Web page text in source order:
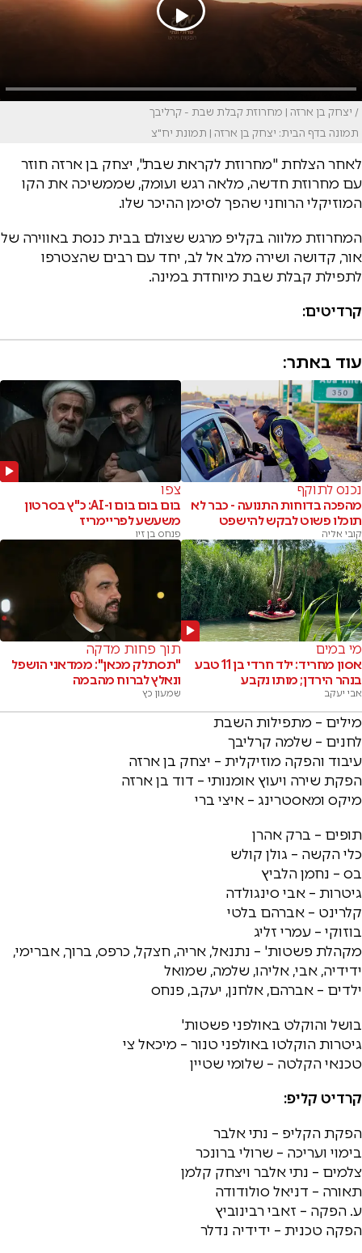
/ יצחק בן ארזה | מחרוזת קבלת שבת - קרליבך
תמונה בדף הבית: יצחק בן ארזה | תמונת יח"צ
לאחר הצלחת "מחרוזת לקראת שבת", יצחק בן ארזה חוזר
עם מחרוזת חדשה, מלאה רגש ועומק, שממשיכה את הקו
המוזיקלי הרוחני שהפך לסימן ההיכר שלו.
המחרוזת מלווה בקליפ מרגש שצולם בבית כנסת באווירה של
אור, קדושה ושירה מלב אל לב, יחד עם רבים שהצטרפו
לתפילת קבלת שבת מיוחדת במינה.
קרדיטים:
עוד באתר:
נכנס לתוקף
מהפכה בדוחות התנועה - כבר לא
תוכלו פשוט לבקש להישפט
קובי אליה
צפו
בום בום בום ו-AI: כ"ץ בסרטון
משעשע לפריימריז
פנחס בן זיו
מי במים
אסון מחריד: ילד חרדי בן 11 טבע
בנהר הירדן; מותו נקבע
אבי יעקב
תוך פחות מדקה
"תסתלק מכאן": ממדאני הושפל
ונאלץ לברוח מהבמה
שמעון כץ
מילים – מתפילות השבת
לחנים – שלמה קרליבך
עיבוד והפקה מוזיקלית – יצחק בן ארזה
הפקת שירה ויעוץ אומנותי – דוד בן ארזה
מיקס ומאסטרינג – איצי ברי
תופים – ברק אהרן
כלי הקשה – גולן קולש
בס – נחמן הלביץ
גיטרות – אבי סינגולדה
קלרינט – אברהם בלטי
בוזוקי – עמרי זליג
מקהלת פשטות' – נתנאל, אריה, חצקל, כרפס, ברוך, אברימי,
ידידיה, אבי, אליהו, שלמה, שמואל
ילדים – אברהם, אלחנן, יעקב, פנחס
בושל והוקלט באולפני פשטות'
גיטרות הוקלטו באולפני טנור – מיכאל צי
טכנאי הקלטה – שלומי שטיין
קרדיט קליפ:
הפקת הקליפ – נתי אלבר
בימוי ועריכה – שרולי ברונכר
צלמים – נתי אלבר ויצחק קלמן
תאורה – דניאל סולודודה
ע. הפקה – זאבי רבינוביץ
הפקה טכנית – ידידיה נדלר